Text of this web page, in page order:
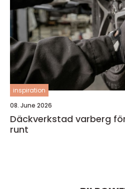
inspiration
08. June 2026
Däckverkstad varberg
runt